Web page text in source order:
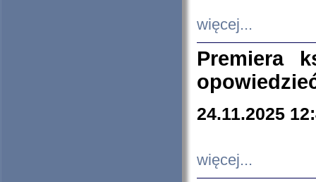
więcej...
Premiera
24.11.2025
więcej...